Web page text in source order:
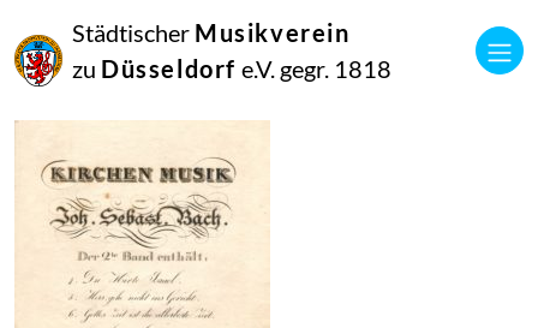
Städtischer Musikverein
zu Düsseldorf e.V. gegr. 1818
Februar
2018
Netkotec